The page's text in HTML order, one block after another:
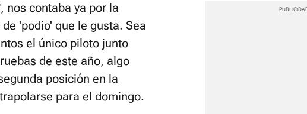
nos contaba ya por la
'podio' que le gusta. Sea
el único piloto junto
de este año, algo
posición en la
para el domingo.